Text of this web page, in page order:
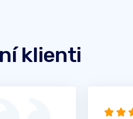
klienti